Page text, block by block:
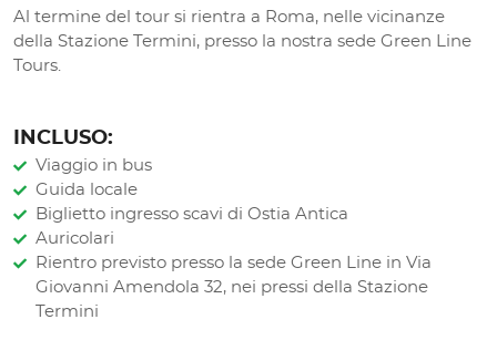
Al termine del tour si rientra a Roma, nelle vicinanze
della Stazione Termini, presso la nostra sede Green Line
Tours.
INCLUSO:
Viaggio in bus
Guida locale
Biglietto ingresso scavi di Ostia Antica
Auricolari
Rientro previsto presso la sede Green Line in Via
Giovanni Amendola 32, nei pressi della Stazione
Termini